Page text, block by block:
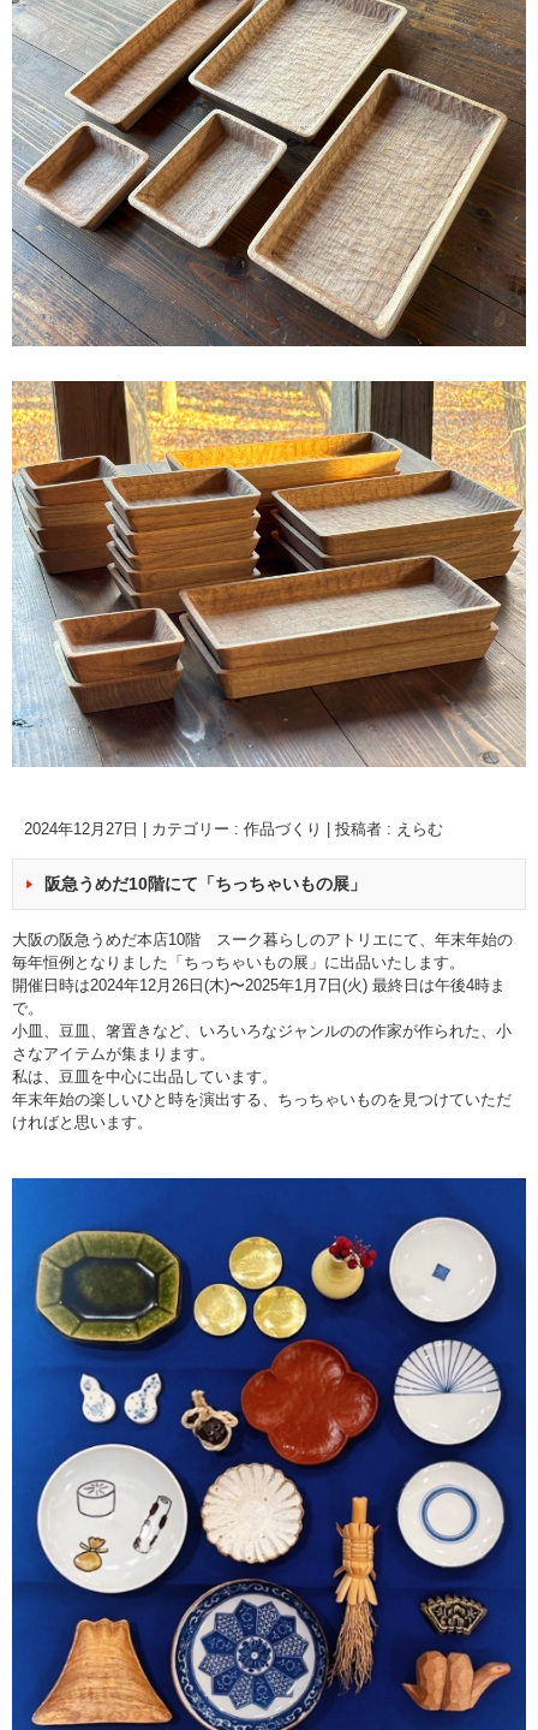
2024年12月27日 カテゴリー : 作品づくり 投稿者 : えらむ
阪急うめだ10階にて「ちっちゃいもの展」
大阪の阪急うめだ本店10階 スーク暮らしのアトリエにて、年末年始の
毎年恒例となりました「ちっちゃいもの展」に出品いたします。
開催日時は2024年12月26日(木)〜2025年1月7日(火) 最終日は午後4時ま
で。
小皿、豆皿、箸置きなど、いろいろなジャンルのの作家が作られた、小
さなアイテムが集まります。
私は、豆皿を中心に出品しています。
年末年始の楽しいひと時を演出する、ちっちゃいものを見つけていただ
ければと思います。